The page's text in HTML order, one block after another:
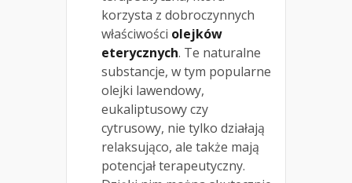
korzysta z dobroczynnych
właściwości olejków
eterycznych. Te naturalne
substancje, w tym popularne
olejki lawendowy,
eukaliptusowy czy
cytrusowy, nie tylko działają
relaksująco, ale także mają
potencjał terapeutyczny.